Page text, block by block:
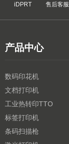
iDPRT 售后客服
产品中心
数码印花机
文档打印机
工业热转印TTO
标签打印机
条码扫描枪